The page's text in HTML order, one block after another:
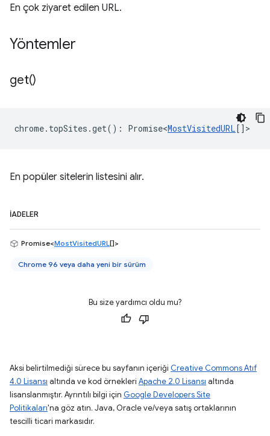
En çok ziyaret edilen URL.
Yöntemler
get()
chrome. topSites .get() : Promise<MostVisitedURL[] >
En popüler sitelerin listesini alır.
İADELER
Promise<MostVisitedURL[]>
Chrome 96 veya daha yeni bir sürüm
Bu size yardımcı oldu mu?
Aksi belirtilmediği sürece bu sayfanın içeriği Creative Commons Atıf
4.0 Lisansı altında ve kod örnekleri Apache 2.0 Lisansı altında
lisanslanmıştır. Ayrıntılı bilgi için Google Developers Site
Politikaları'na göz atın. Java, Oracle ve/veya satış ortaklarının
tescilli ticari markasıdır.